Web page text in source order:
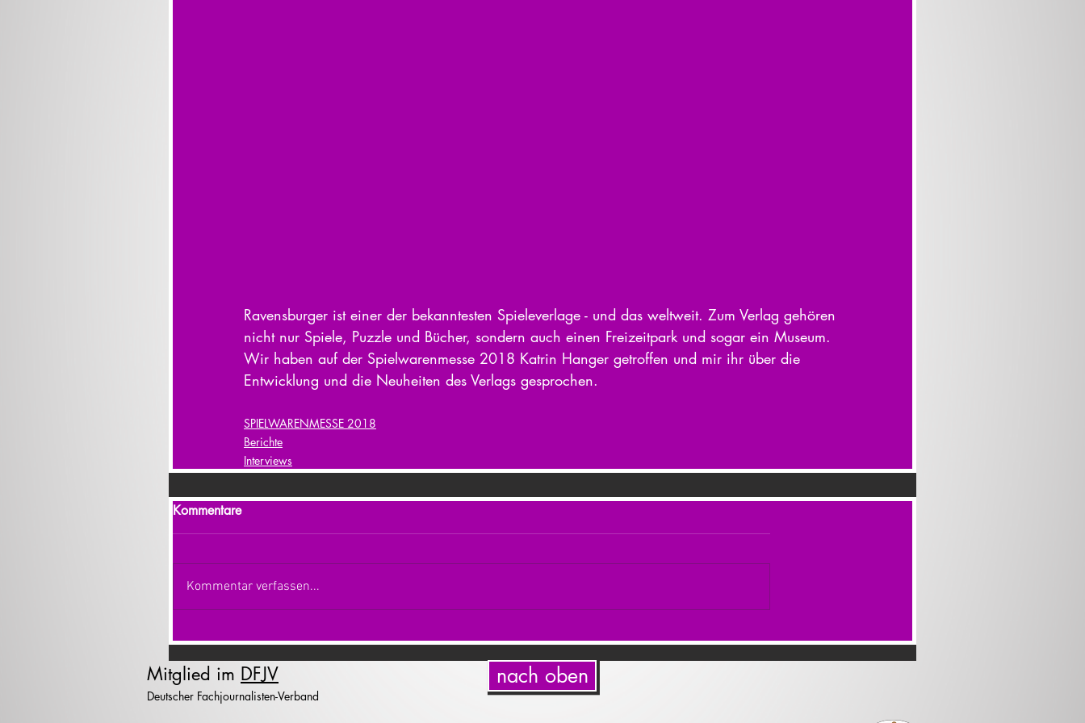
Ravensburger ist einer der bekanntesten Spieleverlage - und das weltweit. Zum Verlag gehören
nicht nur Spiele, Puzzle und Bücher, sondern auch einen Freizeitpark und sogar ein Museum.
Wir haben auf der Spielwarenmesse 2018 Katrin Hanger getroffen und mir ihr über die
Entwicklung und die Neuheiten des Verlags gesprochen.
SPIELWARENMESSE 2018
Berichte
Interviews
Kommentare
Kommentar verfassen...
Mitglied im DFJV
Deutscher Fachjournalisten-Verband
nach oben